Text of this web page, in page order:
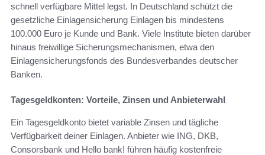
schnell verfügbare Mittel legst. In Deutschland schützt die
gesetzliche Einlagensicherung Einlagen bis mindestens
100.000 Euro je Kunde und Bank. Viele Institute bieten darüber
hinaus freiwillige Sicherungsmechanismen, etwa den
Einlagensicherungsfonds des Bundesverbandes deutscher
Banken.
Tagesgeldkonten: Vorteile, Zinsen und Anbieterwahl
Ein Tagesgeldkonto bietet variable Zinsen und tägliche
Verfügbarkeit deiner Einlagen. Anbieter wie ING, DKB,
Consorsbank und Hello bank! führen häufig kostenfreie